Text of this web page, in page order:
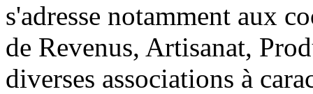
s'adresse notamment aux
de Revenus, Artisanat,
diverses associations à